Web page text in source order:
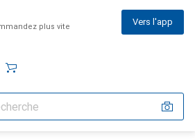
plus vite Vers l'app